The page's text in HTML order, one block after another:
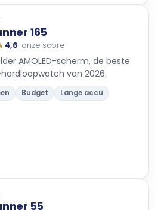
165
4,6· onze score
AMOLED-scherm, de beste
van 2026.
Budget Lange accu
55